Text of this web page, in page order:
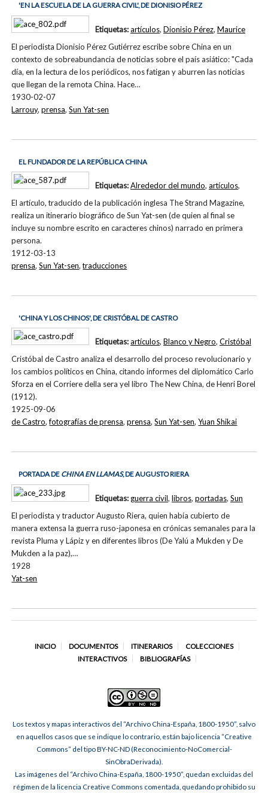
'EN LA ESCUELA DE LA GUERRA CIVIL', DE DIONISIO PÉREZ
El periodista Dionisio Pérez Gutiérrez escribe sobre China en un
contexto de sobreabundancia de noticias sobre el país asiático: "Cada
día, en la lectura de los periódicos, nos fatigan y aburren las noticias
que llegan de la remota China. Hace…
1930-02-07
Etiquetas:artículos, Dionisio Pérez, Maurice
Larrouy,prensa,Sun Yat-sen
EL FUNDADOR DE LA REPÚBLICA CHINA
El artículo, traducido de la publicación inglesa The Strand Magazine,
realiza un itinerario biográfico de Sun Yat-sen (de quien al final se
incluye su nombre escrito en caracteres chinos) narrado en primera
persona.
1912-03-13
Etiquetas:Alrededor del mundo, artículos,
prensa,Sun Yat-sen,traducciones
'CHINA Y LOS CHINOS', DE CRISTÓBAL DE CASTRO
Cristóbal de Castro analiza el desarrollo del proceso revolucionario y
los cambios políticos en China, citando informes del diplomático Carlo
Sforza en el Corriere della sera yel libro The New China, de Henri Borel
(1912).
1925-09-06
Etiquetas:artículos, Blanco y Negro, Cristóbal
de Castro,fotografías de prensa,prensa,Sun Yat-sen,Yuan Shikai
PORTADA DE CHINA EN LLAMAS, DE AUGUSTO RIERA
El periodista y traductor Augusto Riera, quien había cubierto de
manera extensa la guerra ruso-japonesa en crónicas semanales para la
revista Pluma y Lápiz y en diferentes libros (De Yalú a Mukden y De
Mukden a la paz),…
1928
Etiquetas: guerra civil, libros, portadas, Sun
Yat-sen
INICIO DOCUMENTOS ITINERARIOS
COLECCIONES
INTERACTIVOS
BIBLIOGRAFÍAS
Los textos y mapas interactivos del “Archivo China-España, 1800-1950”, salvo
en aquellos casos que se indique lo contrario, están bajo licencia “Creative
Commons” del tipo BY-NC-ND (Reconocimiento-NoComercial-
SinObraDerivada).
Las imágenes del “Archivo China-España, 1800-1950”, quedan excluidas del
régimen de la licencia Creative Commons comentada, quedando prohibido su